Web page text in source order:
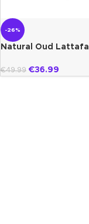
-26%
Natural Oud Lattafa
€49.99 €36.99